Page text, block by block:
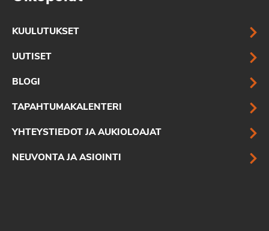
KUULUTUKSET
UUTISET
BLOGI
TAPAHTUMAKALENTERI
YHTEYSTIEDOT JA AUKIOLOAJAT
NEUVONTA JA ASIOINTI